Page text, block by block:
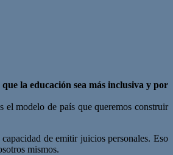
la educación sea más inclusiva y por
el modelo de país que queremos construir
de emitir juicios personales. Eso
mismos.